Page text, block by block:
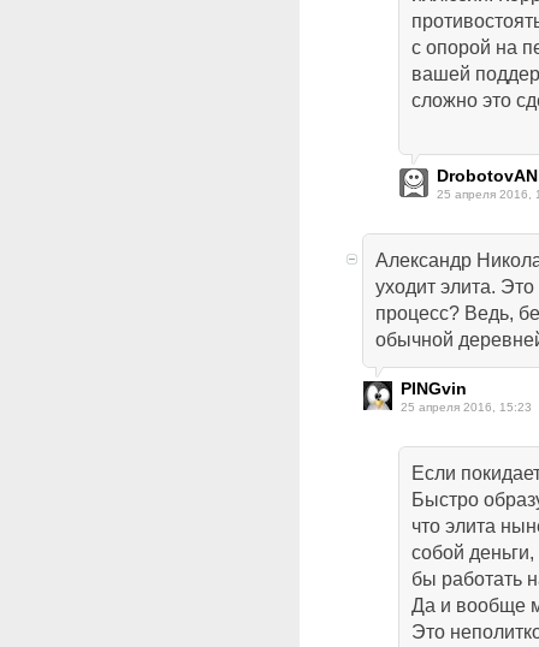
с опорой на
вашей
сложно это
DrobotovAN
25 апреля 2016,
Александр
уходит элита.
процесс? Ведь,
обычной
PINGvin
25 апреля 2016, 15:23
Если
Быстро
что элита
собой
бы работать
Да и вообще
Это